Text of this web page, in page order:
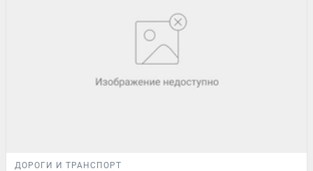
ДОРОГИ И ТРАНСПОРТ